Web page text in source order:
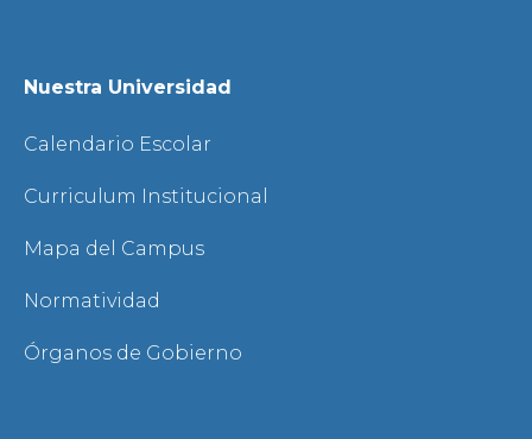
Nuestra Universidad
Calendario Escolar
Curriculum Institucional
Mapa del Campus
Normatividad
Órganos de Gobierno